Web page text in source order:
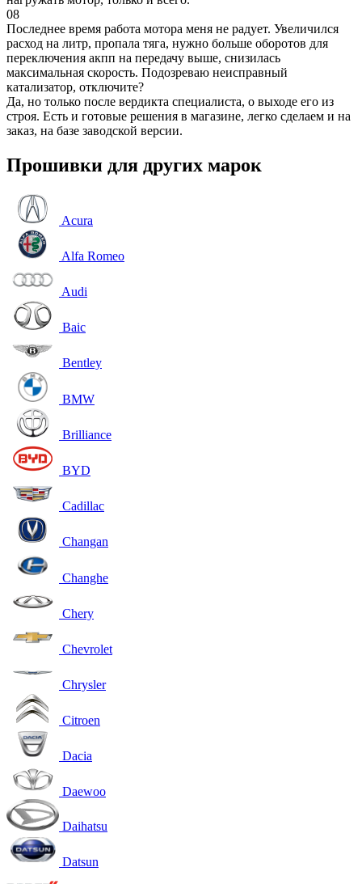
08
Последнее время работа мотора меня не радует. Увеличился
расход на литр, пропала тяга, нужно больше оборотов для
переключения акпп на передачу выше, снизилась
максимальная скорость. Подозреваю неисправный
катализатор, отключите?
Да, но только после вердикта специалиста, о выходе его из
строя. Есть и готовые решения в магазине, легко сделаем и на
заказ, на базе заводской версии.
Прошивки для других марок
Acura
Alfa Romeo
Audi
Baic
Bentley
BMW
Brilliance
BYD
Cadillac
Changan
Changhe
Chery
Chevrolet
Chrysler
Citroen
Dacia
Daewoo
Daihatsu
Datsun